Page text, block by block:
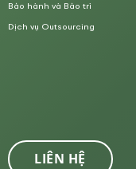
Bảo hành và Bảo trì
Dịch vụ Outsourcing
LIÊN HỆ